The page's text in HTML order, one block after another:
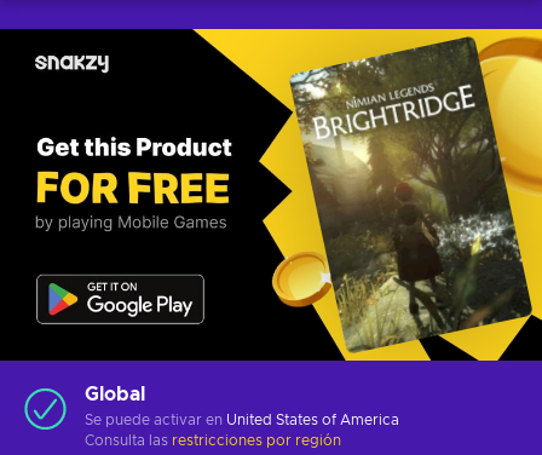
Global
Se puede activar en United States of America
Consulta las restricciones por región